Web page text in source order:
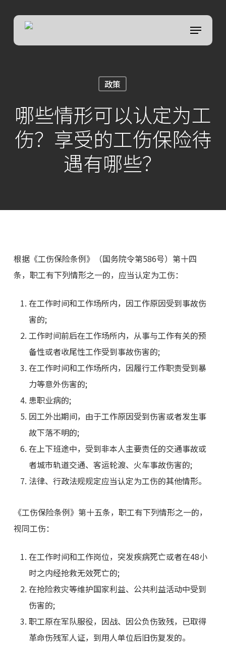
main
菜单
政策
哪些情形可以认定为工
伤？享受的工伤保险待
遇有哪些？
根据《工伤保险条例》（国务院令第586号）第十四
条，职工有下列情形之一的，应当认定为工伤：
在工作时间和工作场所内，因工作原因受到事故伤
害的;
工作时间前后在工作场所内，从事与工作有关的预
备性或者收尾性工作受到事故伤害的;
在工作时间和工作场所内，因履行工作职责受到暴
力等意外伤害的;
患职业病的;
因工外出期间，由于工作原因受到伤害或者发生事
故下落不明的;
在上下班途中，受到非本人主要责任的交通事故或
者城市轨道交通、客运轮渡、火车事故伤害的;
法律、行政法规规定应当认定为工伤的其他情形。
《工伤保险条例》第十五条，职工有下列情形之一的，
视同工伤：
在工作时间和工作岗位，突发疾病死亡或者在48小
时之内经抢救无效死亡的;
在抢险救灾等维护国家利益、公共利益活动中受到
伤害的;
职工原在军队服役，因战、因公负伤致残，已取得
革命伤残军人证，到用人单位后旧伤复发的。
Close
Menu